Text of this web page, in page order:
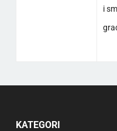
i
KATEGORI